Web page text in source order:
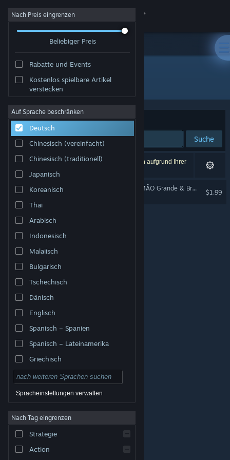
Anmelden
Info
Support
Sprache ändern
Steam-Mobile-App herunterladen
Desktopversion anzeigen
© Valve Corporation. Alle Rechte vorbehalten. Alle
USA und anderen Ländern.
Rechtliches
Barrierefreiheit
Nutzungsvertrag
Nach Preis eingrenzen
Beliebiger Preis
Rabatte und Events
Kostenlos spielbare Artikel
verstecken
Auf Sprache beschränken
Deutsch
Chinesisch (vereinfacht)
Chinesisch (traditionell)
Japanisch
Koreanisch
Thai
Arabisch
Indonesisch
Malaiisch
Bulgarisch
Tschechisch
Dänisch
Englisch
Spanisch – Spanien
Spanisch – Lateinamerika
Griechisch
Spracheinstellungen verwalten
Nach Tag eingrenzen
Strategie
Action
Entwickler: Virgula Leal
Sortieren nach Relevanz
Suche
1 Ergebnis entspricht Ihrer Suche. 3 Titel wurden aufgrund Ihrer
Einstellungen ausgeschlossen.
Trilha Sonora Original - IRMÃO Grande & Brasileiro 2
$1.99